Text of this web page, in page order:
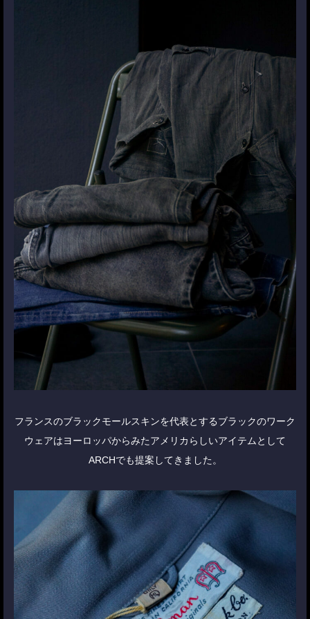
フランスのブラックモールスキンを代表とするブラックのワーク
ウェアはヨーロッパからみたアメリカらしいアイテムとして
ARCHでも提案してきました。